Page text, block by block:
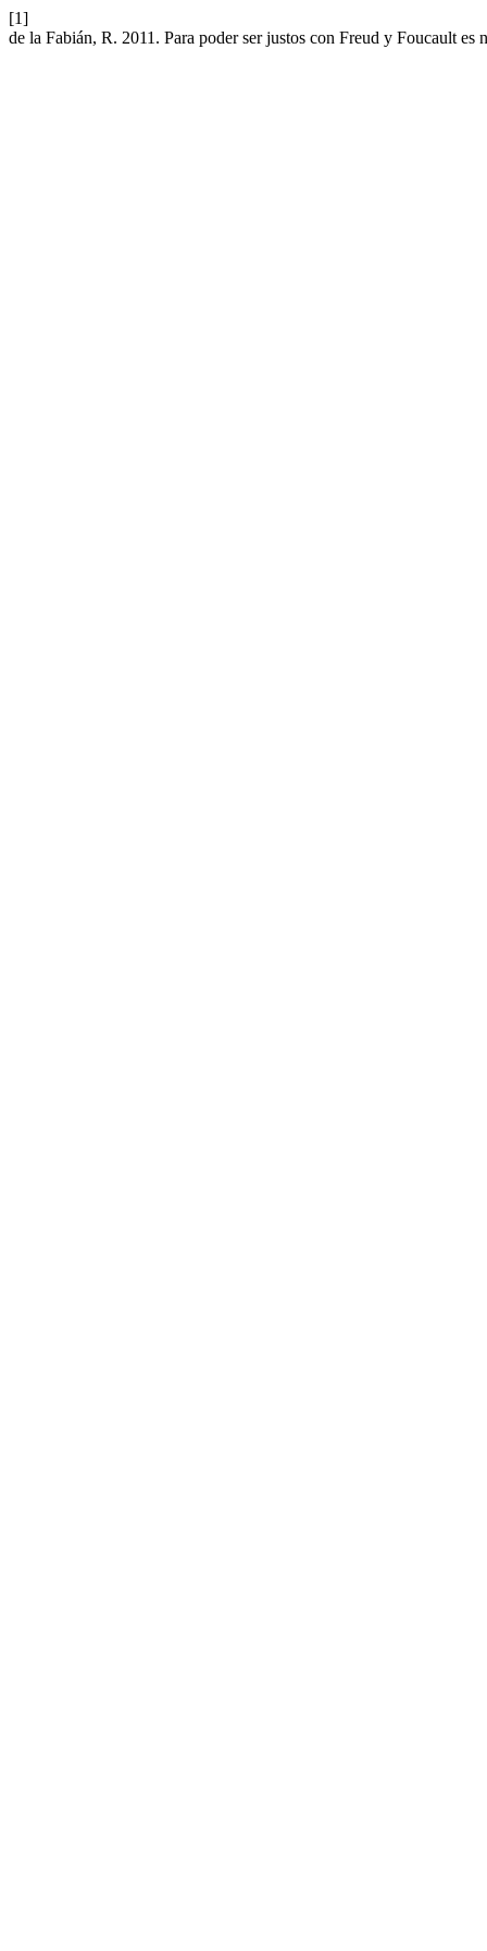
[1]
de la Fabián, R. 2011. Para poder ser justos con Freud y Foucault es